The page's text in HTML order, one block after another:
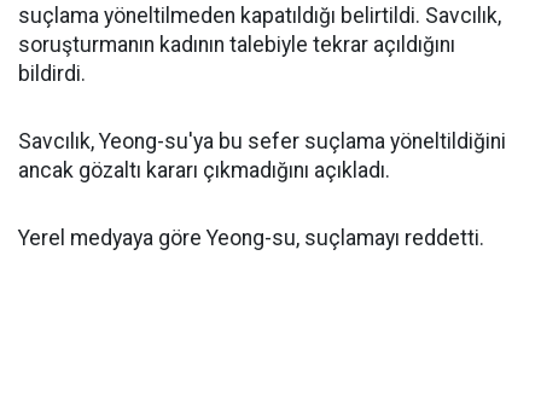
suçlama yöneltilmeden kapatıldığı belirtildi. Savcılık,
soruşturmanın kadının talebiyle tekrar açıldığını
bildirdi.
Savcılık, Yeong-su'ya bu sefer suçlama yöneltildiğini
ancak gözaltı kararı çıkmadığını açıkladı.
Yerel medyaya göre Yeong-su, suçlamayı reddetti.